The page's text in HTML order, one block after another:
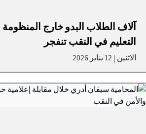
آلاف الطلاب البدو خارج المنظومة
التعليم في النقب تنفجر
الاثنين |12 يناير 2026